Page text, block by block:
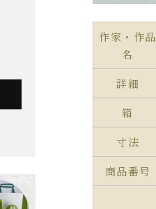
作家・作品
名
詳細
箱
寸法
商品番号